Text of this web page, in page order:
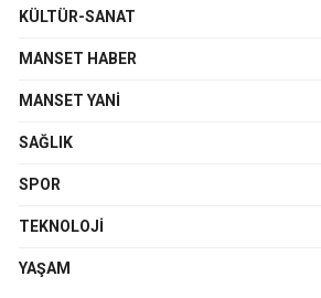
KÜLTÜR-SANAT
MANSET HABER
MANSET YANI
SAĞLIK
SPOR
TEKNOLOJI
YAŞAM